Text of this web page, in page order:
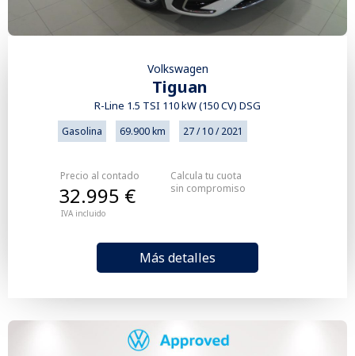
Volkswagen
Tiguan
R-Line 1.5 TSI 110 kW (150 CV) DSG
Gasolina 69.900 km 27 / 10 / 2021
Precio al contado
IVA incluido
32.995 €
Más detalles
Calcula tu cuota
sin compromiso